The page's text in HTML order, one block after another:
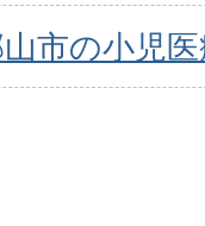
市の小児